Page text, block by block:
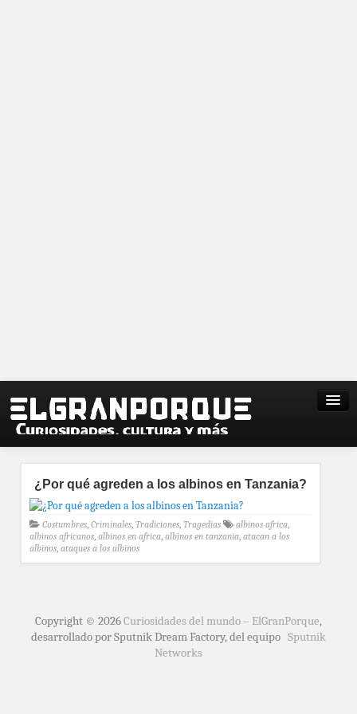
¿Por qué agreden a los albinos en Tanzania?
Costumbres, Criminales, Tradiciones, Tragedias albinos africa,
albinos africanos, albinos en africa, albinos en tanzania, atacan a los
albinos, ataques a los albinos
Copyright © 2026Curiosidades del mundo – ElGranPorque,
desarrollado por Sputnik Dream Factory, del equipo Sputnik
Networks